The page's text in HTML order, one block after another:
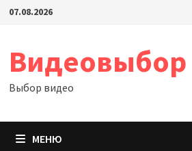
Перейти
07.08.2026
Видеовыбор
Выбор видео
МЕНЮ